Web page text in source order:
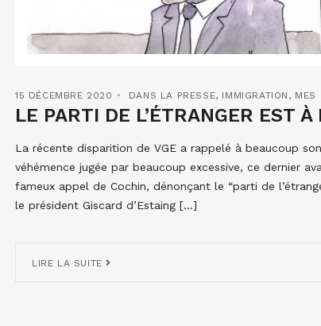
15 DÉCEMBRE 2020 DANS LA PRESSE, IMMIGRATION , MES
LE PARTI DE L’ÉTRANGER EST À
La récente disparition de VGE a rappelé à beaucoup
véhémence jugée par beaucoup excessive, ce dernier
fameux appel de Cochin, dénonçant le “parti de
le président Giscard d’Estaing […]
LIRE LA SUITE